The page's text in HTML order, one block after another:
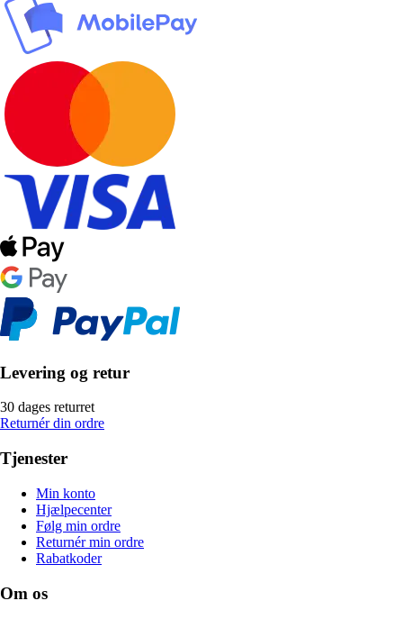
Levering og retur
30 dages returret
Returnér din ordre
Tjenester
Min konto
Hjælpecenter
Følg min ordre
Returnér min ordre
Rabatkoder
Om os